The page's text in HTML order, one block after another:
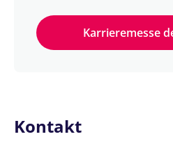
Karrieremesse
Kontakt